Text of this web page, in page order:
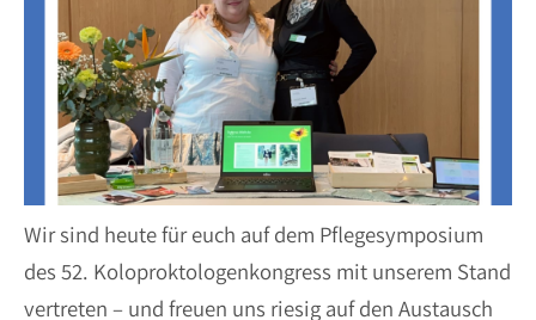
Wir sind heute für euch auf dem Pflegesymposium
des 52. Koloproktologenkongress mit unserem Stand
vertreten – und freuen uns riesig auf den Austausch